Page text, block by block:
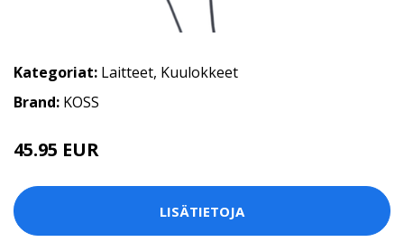
Kategoriat: Laitteet, Kuulokkeet
Brand: KOSS
45.95 EUR
LISÄTIETOJA